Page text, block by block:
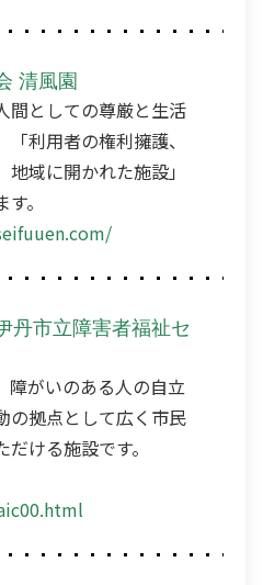
清風園
間としての尊厳と生活
利用者の権利擁護、
域に開かれた施設」
。
丹市立障害者福祉セ
障がいのある人の自立
の拠点として広く市民
ける施設です。